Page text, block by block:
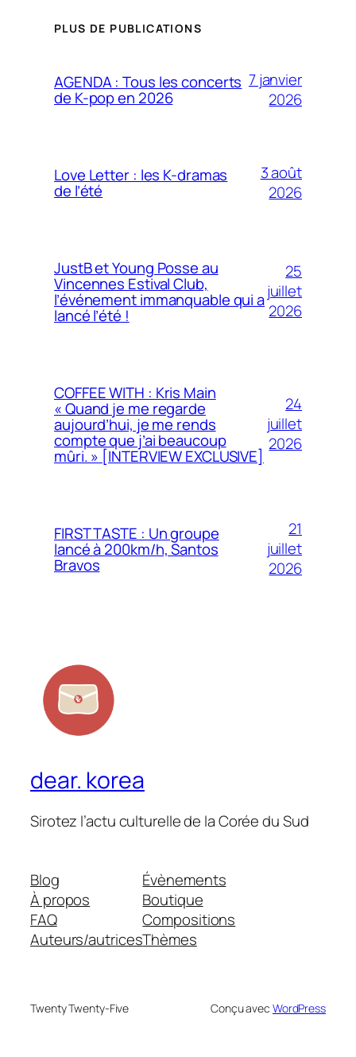
PLUS DE PUBLICATIONS
AGENDA : Tous les concerts
de K-pop en 2026
7 janvier
2026
Love Letter : les K-dramas
de l’été
3 août
2026
JustB et Young Posse au
Vincennes Estival Club,
l’événement immanquable qui a
lancé l’été !
25
juillet
2026
COFFEE WITH : Kris Main
« Quand je me regarde
aujourd’hui, je me rends
compte que j’ai beaucoup
mûri. » [INTERVIEW EXCLUSIVE]
24
juillet
2026
FIRST TASTE : Un groupe
lancé à 200km/h, Santos
Bravos
21
juillet
2026
dear. korea
Sirotez l’actu culturelle de la Corée du Sud
Blog
À propos
FAQ
Auteurs/autrices
Évènements
Boutique
Compositions
Thèmes
Twenty Twenty-Five Conçu avec WordPress